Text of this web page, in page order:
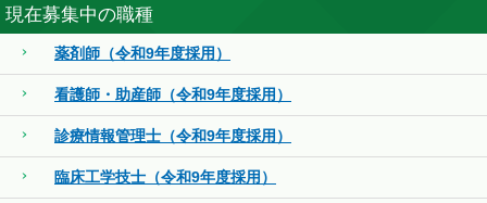
現在募集中の職種
薬剤師（令和9年度採用）
看護師・助産師（令和9年度採用）
診療情報管理士（令和9年度採用）
臨床工学技士（令和9年度採用）